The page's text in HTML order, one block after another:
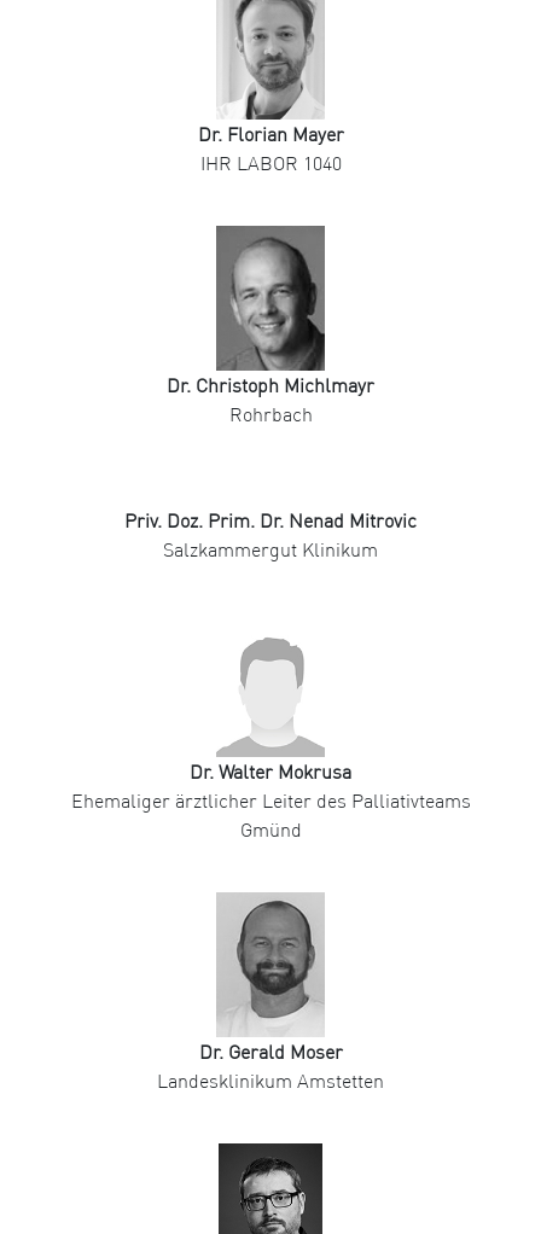
Dr. Florian Mayer
IHR LABOR 1040
Dr. Christoph Michlmayr
Rohrbach
Priv. Doz. Prim. Dr. Nenad Mitrovic
Salzkammergut Klinikum
Dr. Walter Mokrusa
Ehemaliger ärztlicher Leiter des Palliativteams
Gmünd
Dr. Gerald Moser
Landesklinikum Amstetten